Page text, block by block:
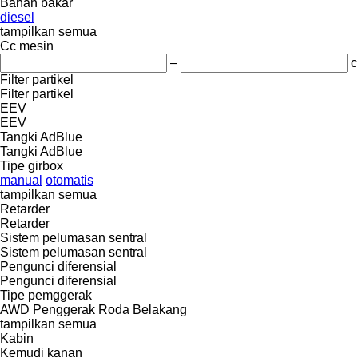
diesel
tampilkan semua
Cc mesin
–
Filter partikel
Filter partikel
EEV
EEV
Tangki AdBlue
Tangki AdBlue
Tipe girbox
manual otomatis
tampilkan semua
Retarder
Retarder
Sistem pelumasan sentral
Sistem pelumasan sentral
Pengunci diferensial
Pengunci diferensial
Tipe pemggerak
AWD Penggerak Roda Belakang
tampilkan semua
Kabin
Kemudi kanan